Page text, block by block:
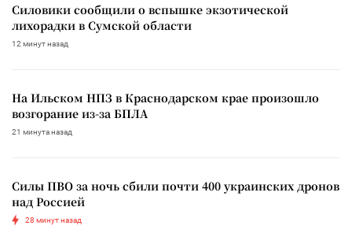
Силовики сообщили о вспышке экзотической
лихорадки в Сумской области
12 минут назад
На Ильском НПЗ в Краснодарском крае произошло
возгорание из-за БПЛА
21 минута назад
Силы ПВО за ночь сбили почти 400 украинских дронов
над Россией
28 минут назад